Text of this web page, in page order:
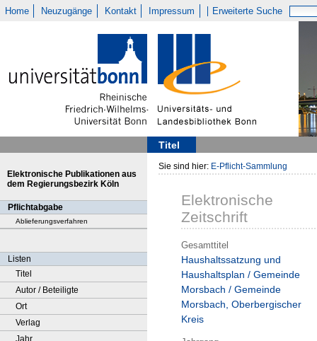
Home Neuzugänge Kontakt Impressum Erweiterte Suche
Titel
Elektronische Publikationen aus
dem Regierungsbezirk Köln
Pflichtabgabe
Ablieferungsverfahren
Listen
Titel
Autor / Beteiligte
Ort
Verlag
Jahr
Sie sind hier: E-Pflicht-Sammlung
Elektronische
Zeitschrift
Gesamttitel
Haushaltssatzung und
Haushaltsplan / Gemeinde
Morsbach / Gemeinde
Morsbach, Oberbergischer
Kreis